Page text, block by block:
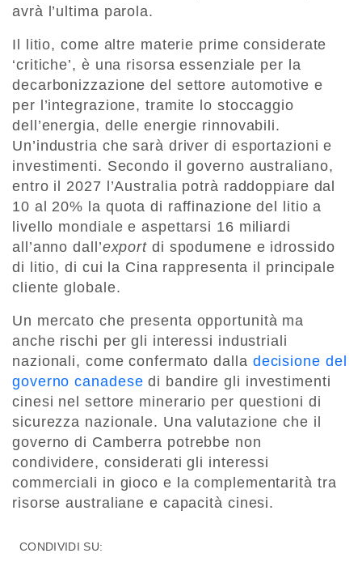
avrà l’ultima parola.
Il litio, come altre materie prime considerate
‘critiche’, è una risorsa essenziale per la
decarbonizzazione del settore automotive e
per l’integrazione, tramite lo stoccaggio
dell’energia, delle energie rinnovabili.
Un’industria che sarà driver di esportazioni e
investimenti. Secondo il governo australiano,
entro il 2027 l’Australia potrà raddoppiare dal
10 al 20% la quota di raffinazione del litio a
livello mondiale e aspettarsi 16 miliardi
all’anno dall’export di spodumene e idrossido
di litio, di cui la Cina rappresenta il principale
cliente globale.
Un mercato che presenta opportunità ma
anche rischi per gli interessi industriali
nazionali, come confermato dalla decisione del
governo canadese di bandire gli investimenti
cinesi nel settore minerario per questioni di
sicurezza nazionale. Una valutazione che il
governo di Camberra potrebbe non
condividere, considerati gli interessi
commerciali in gioco e la complementarità tra
risorse australiane e capacità cinesi.
CONDIVIDI SU: